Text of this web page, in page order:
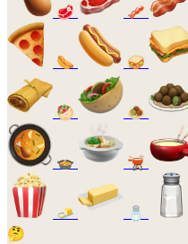
🥩 🥓
🌭 🥪
🥙 🧆
🍲 🫕
🧈 🧂
🤔